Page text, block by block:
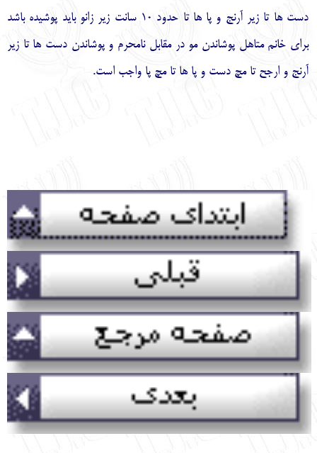
دست ها تا زیر آرنج و پا ها تا حدود 10 سانت زیر زانو باید پوشیده باشد
برای خانم متاهل پوشاندن مو در مقابل نامحرم و پوشاندن دست ها تا زیر
آرنج و ارجح تا مچ دست و پا ها تا مچ پا واجب است.